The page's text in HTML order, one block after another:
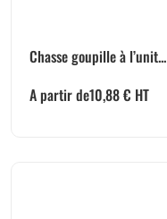
Chasse goupille à l’unit...
A partir de10,88€ HT